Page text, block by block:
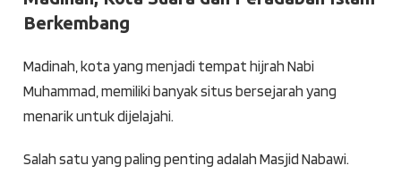
Berkembang
Madinah, kota yang menjadi tempat hijrah Nabi
Muhammad, memiliki banyak situs bersejarah yang
menarik untuk dijelajahi.
Salah satu yang paling penting adalah Masjid Nabawi.